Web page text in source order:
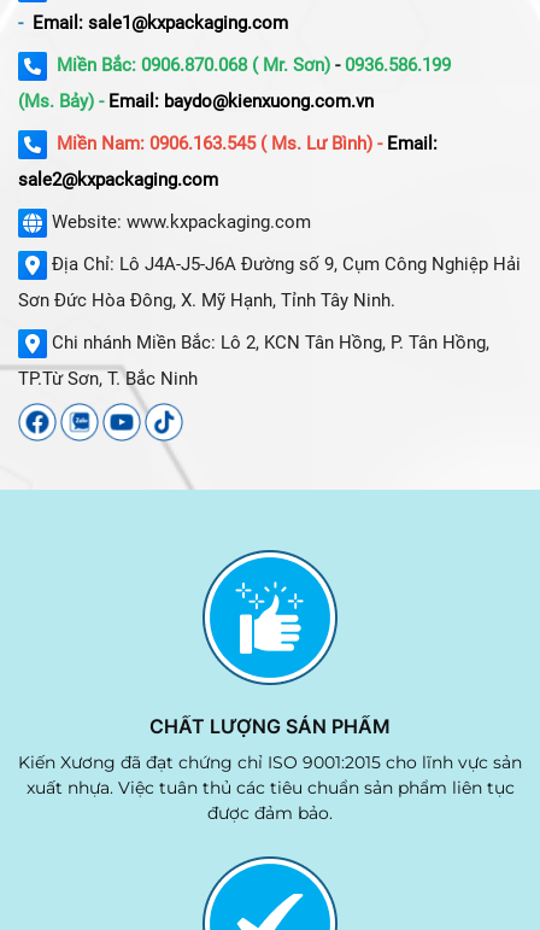
- Email: sale1@kxpackaging.com
Miền Bắc: 0906.870.068 ( Mr. Sơn) - 0936.586.199
(Ms. Bảy) - Email: baydo@kienxuong.com.vn
Miền Nam: 0906.163.545 ( Ms. Lư Bình) - Email:
sale2@kxpackaging.com
Website: www.kxpackaging.com
Địa Chỉ: Lô J4A-J5-J6A Đường số 9, Cụm Công Nghiệp Hải
Sơn Đức Hòa Đông, X. Mỹ Hạnh, Tỉnh Tây Ninh.
Chi nhánh Miền Bắc: Lô 2, KCN Tân Hồng, P. Tân Hồng,
TP.Từ Sơn, T. Bắc Ninh
CHẤT LƯỢNG SẢN PHẨM
Kiến Xương đã đạt chứng chỉ ISO 9001:2015 cho lĩnh vực sản
xuất nhựa. Việc tuân thủ các tiêu chuẩn sản phẩm liên tục
được đảm bảo.